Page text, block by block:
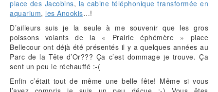
place des Jacobins, la cabine téléphonique transformée en
aquarium, les Anookis…!
D’ailleurs suis je la seule à me souvenir que les gros
poissons volants de la « Prairie éphémère » place
Bellecour ont déjà été présentés il y a quelques années au
Parc de la Tête d’Or??? Ça c’est dommage je trouve. Ça
sent un peu le réchauffé :-(
Enfin c’était tout de même une belle fête! Même si vous